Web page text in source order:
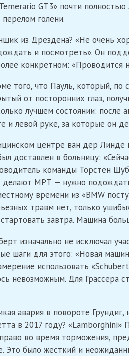
GT3» почти
голени.
из Дрездена? «Не очень
и посмотреть». Он
конкретном: «Проводится
того, что Пауль, который, по
от посторонних глаз,
лучшем состоянии: после
и левой руке, за которые он
центре ван дер Линде
доставлен в больницу:
команды Торстен
делают МРТ — нужно
времени из «BMW
травм нет, только
завтра. Машина
изначально не исключал
шаги для этого: «Новая
использовать
невозможным. Для Грассера
авария в повороте
в 2017 году?
во время торможения,
Это было жесткий и